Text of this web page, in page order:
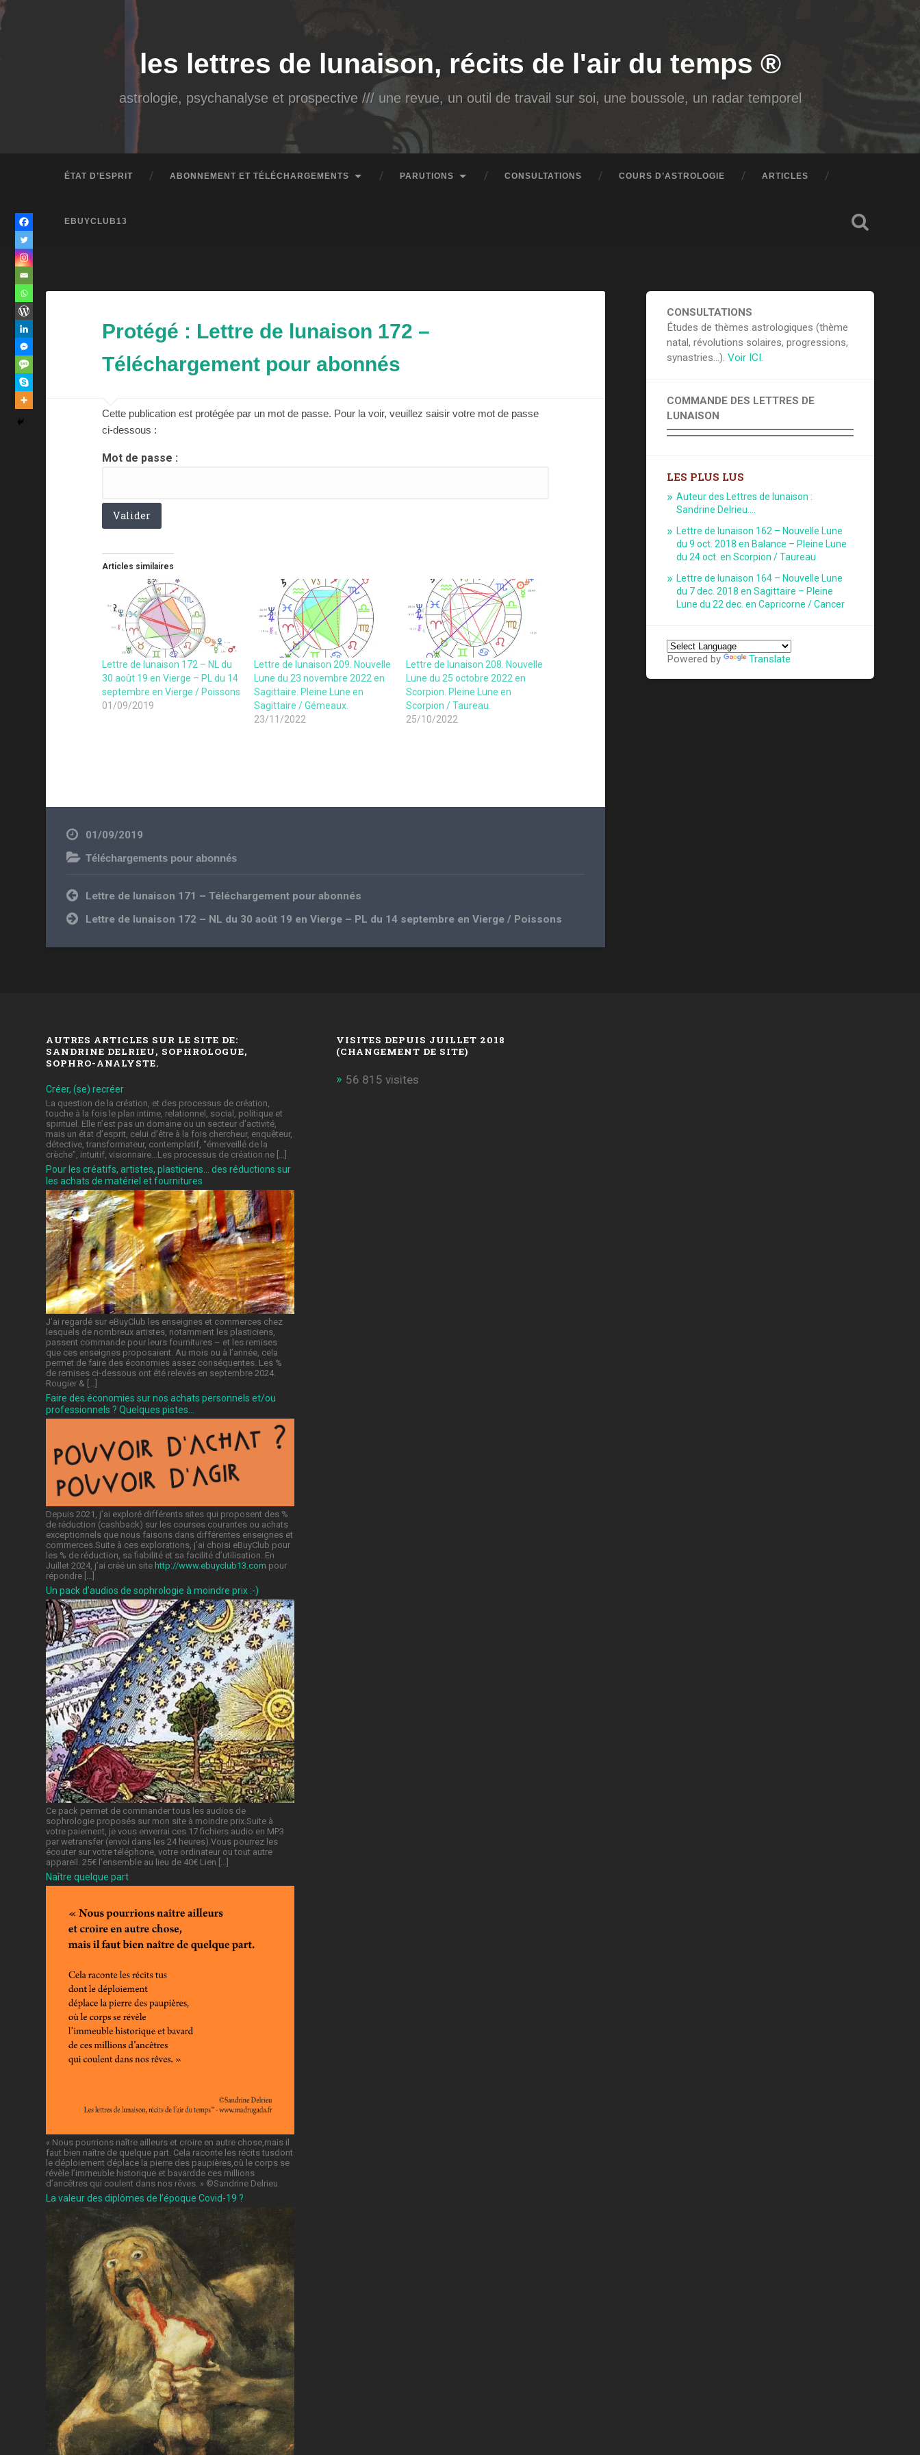
Accéder
au
les lettres de lunaison, récits de l'air du temps ®
astrologie, psychanalyse et prospective /// une revue, un outil de travail sur soi, une boussole, un radar temporel
ÉTAT D’ESPRIT ABONNEMENT ET TÉLÉCHARGEMENTS PARUTIONS CONSULTATIONS COURS D’ASTROLOGIE ARTICLES
EBUYCLUB13
Protégé : Lettre de lunaison 172 –
Téléchargement pour abonnés
Cette publication est protégée par un mot de passe. Pour la voir, veuillez saisir votre mot de passe
ci-dessous :
Mot de passe :
Articles similaires
Lettre de lunaison 172 – NL du
30 août 19 en Vierge – PL du 14
septembre en Vierge / Poissons
01/09/2019
Lettre de lunaison 209. Nouvelle
Lune du 23 novembre 2022 en
Sagittaire. Pleine Lune en
Sagittaire / Gémeaux.
23/11/2022
Lettre de lunaison 208. Nouvelle
Lune du 25 octobre 2022 en
Scorpion. Pleine Lune en
Scorpion / Taureau.
25/10/2022
01/09/2019
Téléchargements pour abonnés
Navigation
de
l’article
Lettre de lunaison 171 – Téléchargement pour abonnés
Lettre de lunaison 172 – NL du 30 août 19 en Vierge – PL du 14 septembre en Vierge / Poissons
CONSULTATIONS
Études de thèmes astrologiques (thème
natal, révolutions solaires, progressions,
synastries...).Voir ICI.
COMMANDE DES LETTRES DE
LUNAISON
LES PLUS LUS
Auteur des Lettres de lunaison :
Sandrine Delrieu.…
Lettre de lunaison 162 – Nouvelle Lune
du 9 oct. 2018 en Balance – Pleine Lune
du 24 oct. en Scorpion / Taureau
Lettre de lunaison 164 – Nouvelle Lune
du 7 dec. 2018 en Sagittaire – Pleine
Lune du 22 dec. en Capricorne / Cancer
Powered by Translate
AUTRES ARTICLES SUR LE SITE DE:
SANDRINE DELRIEU, SOPHROLOGUE,
SOPHRO-ANALYSTE.
Créer, (se) recréer
La question de la création, et des processus de création,
touche à la fois le plan intime, relationnel, social, politique et
spirituel. Elle n’est pas un domaine ou un secteur d’activité,
mais un état d’esprit, celui d’être à la fois chercheur, enquêteur,
détective, transformateur, contemplatif, “émerveillé de la
crèche”, intuitif, visionnaire…Les processus de création ne […]
Pour les créatifs, artistes, plasticiens… des réductions sur
les achats de matériel et fournitures
J’ai regardé sur eBuyClub les enseignes et commerces chez
lesquels de nombreux artistes, notamment les plasticiens,
passent commande pour leurs fournitures – et les remises
que ces enseignes proposaient. Au mois ou à l’année, cela
permet de faire des économies assez conséquentes. Les %
de remises ci-dessous ont été relevés en septembre 2024.
Rougier & […]
Faire des économies sur nos achats personnels et/ou
professionnels ? Quelques pistes…
Depuis 2021, j’ai exploré différents sites qui proposent des %
de réduction (cashback) sur les courses courantes ou achats
exceptionnels que nous faisons dans différentes enseignes et
commerces.Suite à ces explorations, j’ai choisi eBuyClub pour
les % de réduction, sa fiabilité et sa facilité d’utilisation. En
Juillet 2024, j’ai créé un site http://www.ebuyclub13.com pour
répondre […]
Un pack d’audios de sophrologie à moindre prix :-)
Ce pack permet de commander tous les audios de
sophrologie proposés sur mon site à moindre prix.Suite à
votre paiement, je vous enverrai ces 17 fichiers audio en MP3
par wetransfer (envoi dans les 24 heures).Vous pourrez les
écouter sur votre téléphone, votre ordinateur ou tout autre
appareil. 25€ l’ensemble au lieu de 40€ Lien […]
Naître quelque part
« Nous pourrions naître ailleurs et croire en autre chose,mais il
faut bien naître de quelque part. Cela raconte les récits tusdont
le déploiement déplace la pierre des paupières,où le corps se
révèle l’immeuble historique et bavardde ces millions
d’ancêtres qui coulent dans nos rêves. » ©️Sandrine Delrieu.
La valeur des diplômes de l’époque Covid-19 ?
VISITES DEPUIS JUILLET 2018
(CHANGEMENT DE SITE)
56 815 visites